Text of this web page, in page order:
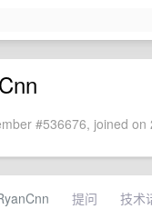
#536676, joined
提问 技术